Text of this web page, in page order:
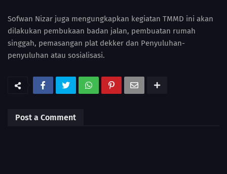
Sofwan Nizar juga mengungkapkan kegiatan TMMD ini akan
dilakukan pembukaan badan jalan, pembuatan rumah
singgah, pemasangan plat dekker dan Penyuluhan-
penyuluhan atau sosialisasi.
Post a Comment